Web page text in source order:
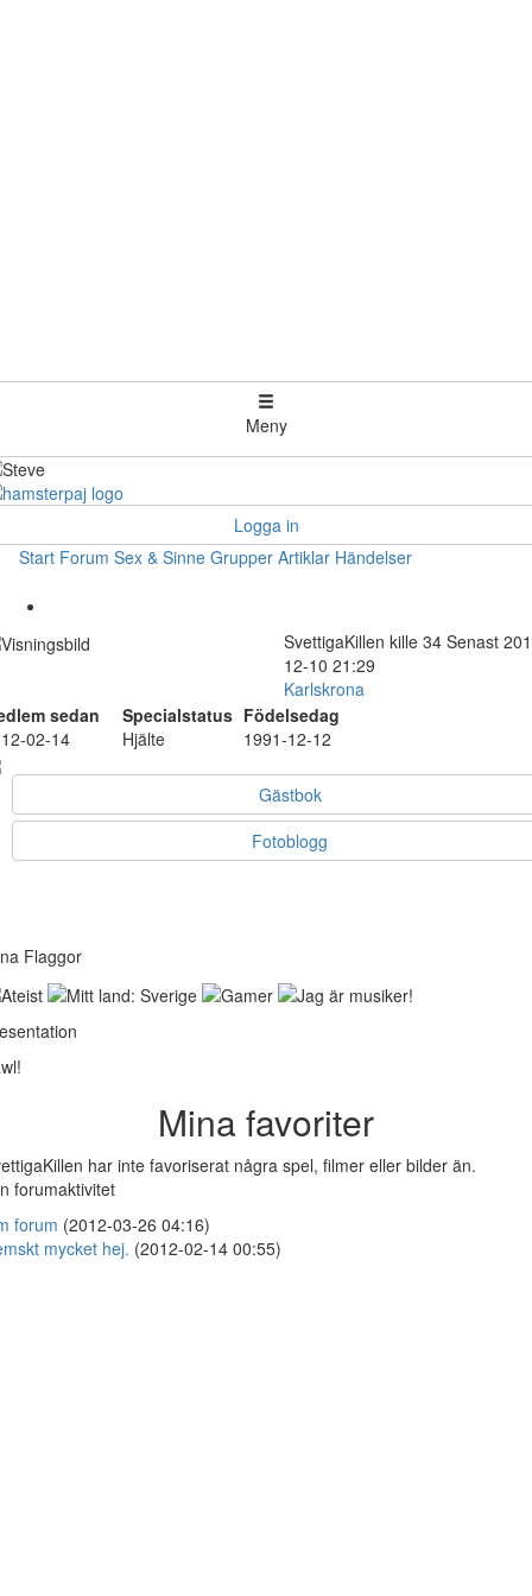
Meny
Logga in
Start Forum Sex & Sinne Grupper Artiklar Händelser
SvettigaKillen kille 34 Senast
12-10 21:29
Karlskrona
sedan
Specialstatus Födelsedag
02-14
Hjälte 1991-12-12
Gästbok
Fotoblogg
Flaggor
Mina favoriter
har inte favoriserat några spel, filmer eller bilder än.
forumaktivitet
forum (2012-03-26 04:16)
mycket hej. (2012-02-14 00:55)